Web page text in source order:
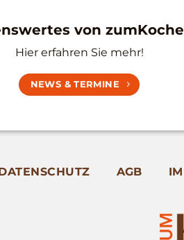
von
Hier erfahren Sie mehr!
NEWS & TERMINE
AGB